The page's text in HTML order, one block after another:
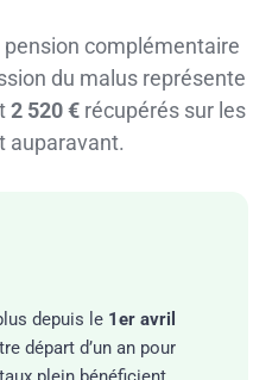
complémentaire
du malus représente
2 520 € récupérés sur les
auparavant.
depuis le 1er avril
départ d’un an pour